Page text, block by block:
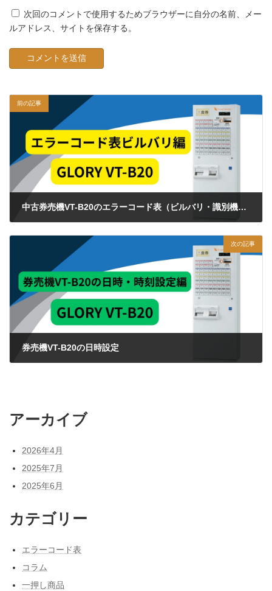
次回のコメントで使用するためブラウザーに自分の名前、メー
ルアドレス、サイトを保存する。
前の記事
中古券売機VT-B20のエラーコード表（ビルバリ・識別機編）
次の記事
券売機VT-B20の日時設定
アーカイブ
2026年4月
2025年7月
2025年6月
カテゴリー
エラーコード表
コラム
一押し商品